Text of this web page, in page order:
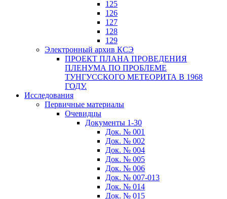
125
126
127
128
129
Электронный архив КСЭ
ПРОЕКТ ПЛАНА ПРОВЕДЕНИЯ
ПЛЕНУМА ПО ПРОБЛЕМЕ
ТУНГУССКОГО МЕТЕОРИТА В 1968
ГОДУ.
Исследования
Первичные материалы
Очевидцы
Документы 1-30
Док. № 001
Док. № 002
Док. № 004
Док. № 005
Док. № 006
Док. № 007-013
Док. № 014
Док. № 015